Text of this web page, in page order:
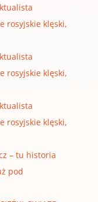
rosyjskie klęski,
rosyjskie klęski,
rosyjskie klęski,
– tu historia
pod